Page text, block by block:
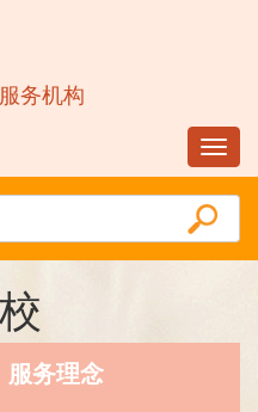
务机构
服务理念